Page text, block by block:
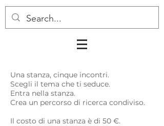
Una stanza, cinque incontri.
Scegli il tema che ti seduce.
Entra nella stanza.
Crea un percorso di ricerca condiviso.
Il costo di una stanza è di 50 €.